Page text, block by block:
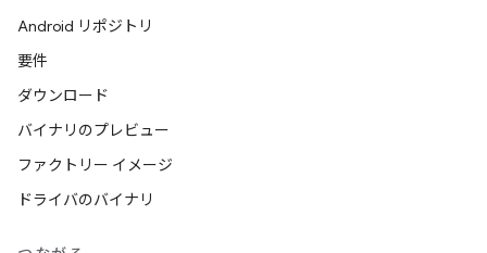
Android リポジトリ
要件
ダウンロード
バイナリのプレビュー
ファクトリー イメージ
ドライバのバイナリ